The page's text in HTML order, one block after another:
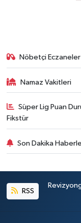
Nöbetçi Eczaneler
Namaz Vakitleri
Süper Lig Puan
Fikstür
Son Dakika
RSS